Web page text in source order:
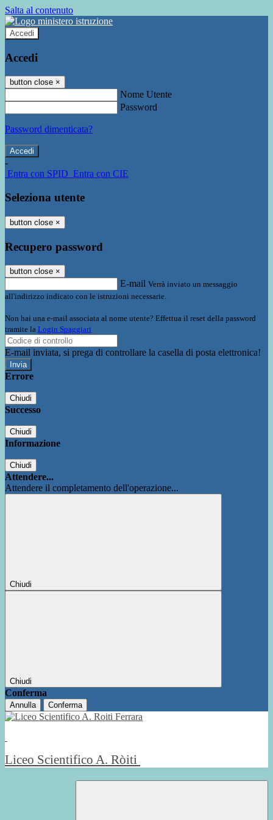
Salta al contenuto
Accedi
Accedi
button close ×
Nome Utente
Password
Password dimenticata?
-
Entra con SPID Entra con CIE
Seleziona utente
button close ×
Recupero password
button close ×
E-mail Verrà inviato un messaggio
all'indirizzo indicato con le istruzioni necessarie.
Non hai una e-mail associata al nome utente? Effettua il reset della password
tramite la Login Spaggiari
E-mail inviata, si prega di controllare la casella di posta elettronica!
Errore
Chiudi
Successo
Chiudi
Informazione
Chiudi
Attendere...
Attendere il completamento dell'operazione...
Chiudi
Chiudi
Conferma
Annulla Conferma
Liceo Scientifico A. Ròiti